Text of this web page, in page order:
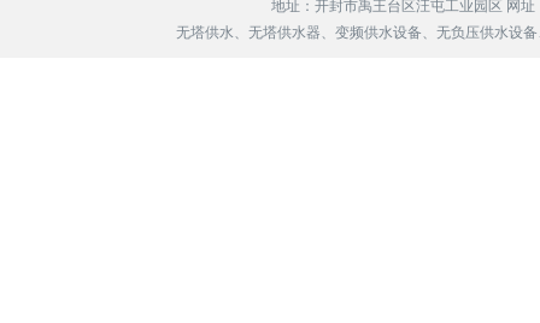
地址：开封市禹王台区汪屯工业园区 网址
无塔供水、无塔供水器、变频供水设备、无负压供水设